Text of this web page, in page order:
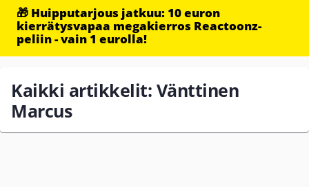
🎁 Huipputarjous jatkuu: 10 euron
kierrätysvapaa megakierros Reactoonz-
peliin - vain 1 eurolla!
Kaikki artikkelit: Vänttinen
Marcus